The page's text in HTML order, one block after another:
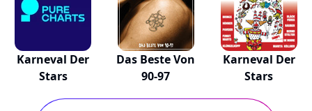
Karneval Der
Stars
Das Beste Von
90-97
Karneval Der
Stars